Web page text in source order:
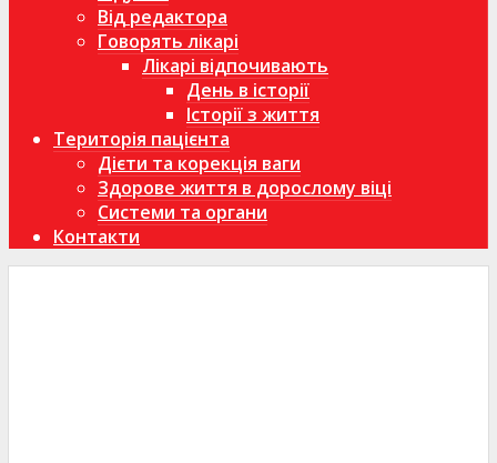
Від редактора
Говорять лікарі
Лікарі відпочивають
День в історії
Історії з життя
Територія пацієнта
Дієти та корекція ваги
Здорове життя в дорослому віці
Системи та органи
Контакти